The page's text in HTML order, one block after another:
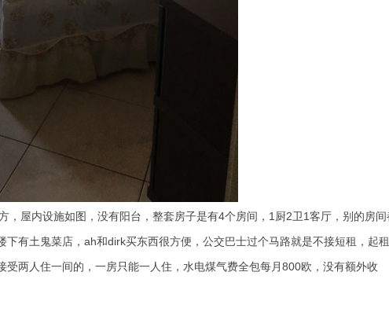
，屋内设施如图，没有阳台，整套房子是有4个房间，1厨2卫1客厅，别的房间
下有土鬼菜店，ah和dirk买东西很方便，公交巴士过个马路就是不接短租，起
两人住一间的，一房只能一人住，水电煤气费全包每月800欧，没有额外收